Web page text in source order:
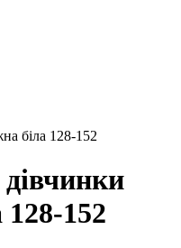
біла 128-152
152